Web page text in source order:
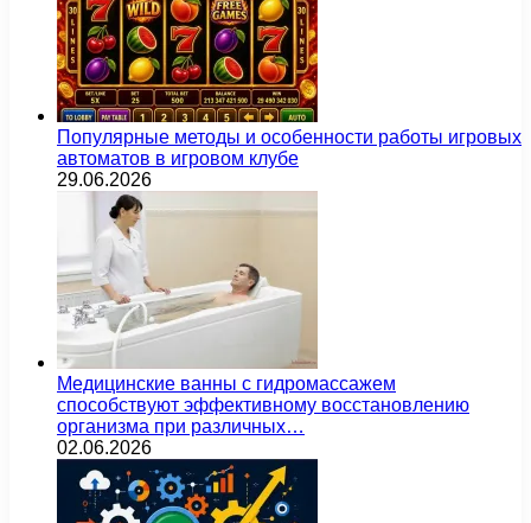
Популярные методы и особенности работы игровых
автоматов в игровом клубе
29.06.2026
Медицинские ванны с гидромассажем
способствуют эффективному восстановлению
организма при различных…
02.06.2026